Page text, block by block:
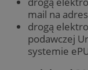
mail na
drogą
podawczej
systemie